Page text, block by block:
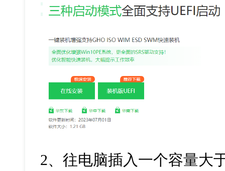
2、往电脑插入一个容量大